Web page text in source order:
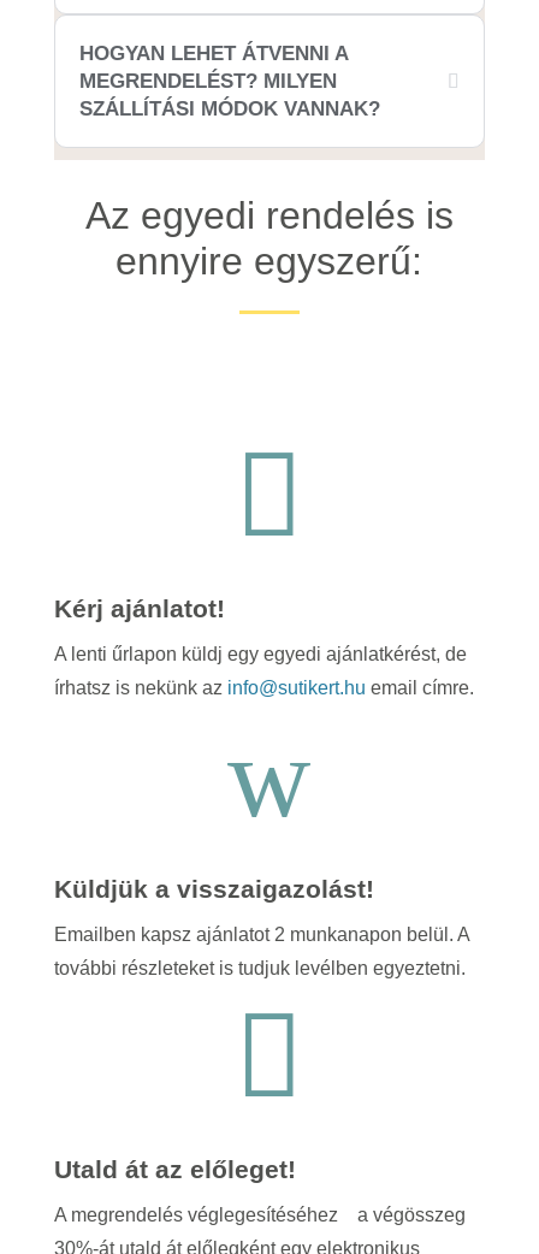
HOGYAN LEHET ÁTVENNI A
MEGRENDELÉST? MILYEN
SZÁLLÍTÁSI MÓDOK VANNAK?
Az egyedi rendelés is
ennyire egyszerű:

Kérj ajánlatot!
A lenti űrlapon küldj egy egyedi ajánlatkérést, de
írhatsz is nekünk az info@sutikert.hu email címre.
w
Küldjük a visszaigazolást!
Emailben kapsz ajánlatot 2 munkanapon belül. A
további részleteket is tudjuk levélben egyeztetni.

Utald át az előleget!
A megrendelés véglegesítéséhez a végösszeg
30%-át utald át előlegként egy elektronikus